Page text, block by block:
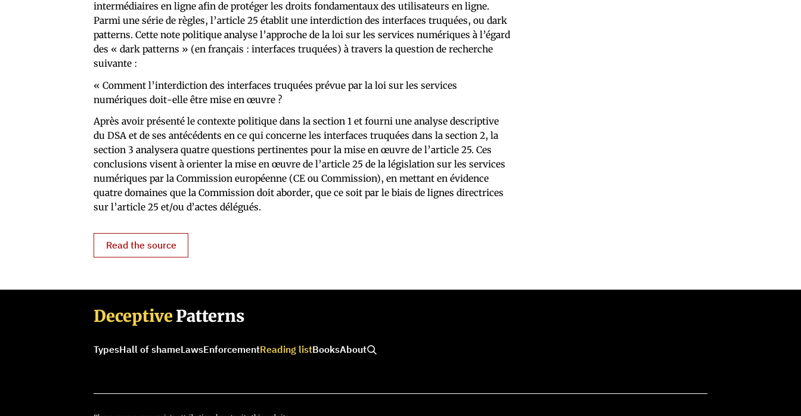
intermédiaires en ligne afin de protéger les droits fondamentaux des utilisateurs en ligne.
Parmi une série de règles, l’article 25 établit une interdiction des interfaces truquées, ou dark
patterns. Cette note politique analyse l’approche de la loi sur les services numériques à l’égard
des « dark patterns » (en français : interfaces truquées) à travers la question de recherche
suivante :
« Comment l’interdiction des interfaces truquées prévue par la loi sur les services
numériques doit-elle être mise en œuvre ?
Après avoir présenté le contexte politique dans la section 1 et fourni une analyse descriptive
du DSA et de ses antécédents en ce qui concerne les interfaces truquées dans la section 2, la
section 3 analysera quatre questions pertinentes pour la mise en œuvre de l’article 25. Ces
conclusions visent à orienter la mise en œuvre de l’article 25 de la législation sur les services
numériques par la Commission européenne (CE ou Commission), en mettant en évidence
quatre domaines que la Commission doit aborder, que ce soit par le biais de lignes directrices
sur l’article 25 et/ou d’actes délégués.
Read the source
DeceptivePatterns
TypesHall of shameLawsEnforcementReading listBooksAbout